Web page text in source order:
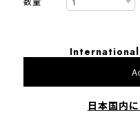
日本国内